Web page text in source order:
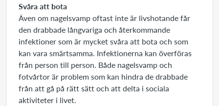
Svåra att bota
Även om nagelsvamp oftast inte är livshotande får
den drabbade långvariga och återkommande
infektioner som är mycket svåra att bota och som
kan vara smärtsamma. Infektionerna kan överföras
från person till person. Både nagelsvamp och
fotvårtor är problem som kan hindra de drabbade
från att gå på rätt sätt och att delta i sociala
aktiviteter i livet.